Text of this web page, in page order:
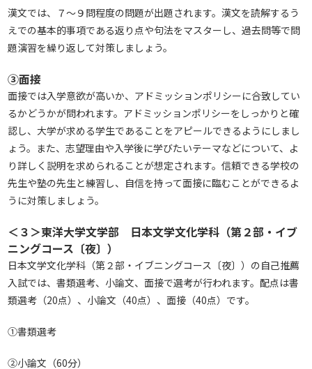
漢文では、７～９問程度の問題が出題されます。漢文を読解するう
えでの基本的事項である返り点や句法をマスターし、過去問等で問
題演習を繰り返して対策しましょう。
③面接
面接では入学意欲が高いか、アドミッションポリシーに合致してい
るかどうかが問われます。アドミッションポリシーをしっかりと確
認し、大学が求める学生であることをアピールできるようにしまし
ょう。また、志望理由や入学後に学びたいテーマなどについて、よ
り詳しく説明を求められることが想定されます。信頼できる学校の
先生や塾の先生と練習し、自信を持って面接に臨むことができるよ
うに対策しましょう。
＜３＞東洋大学文学部 日本文学文化学科（第２部・イブ
ニングコース〔夜〕）
日本文学文化学科（第２部・イブニングコース〔夜〕）の自己推薦
入試では、書類選考、小論文、面接で選考が行われます。配点は書
類選考（20点）、小論文（40点）、面接（40点）です。
①書類選考
②小論文（60分）